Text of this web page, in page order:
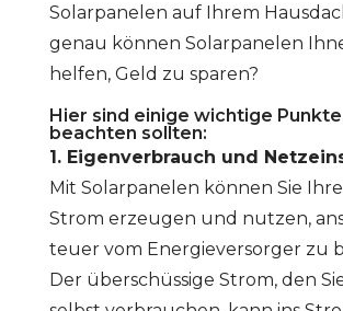
Solarpanelen auf Ihrem
genau können Solarpanelen
helfen, Geld zu sparen?
Hier sind einige wichtige
beachten sollten:
1. Eigenverbrauch und
Mit Solarpanelen können Sie
Strom erzeugen und nutzen,
teuer vom Energieversorger zu
Der überschüssige Strom, den